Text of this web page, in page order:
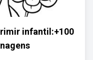
infantil:+100